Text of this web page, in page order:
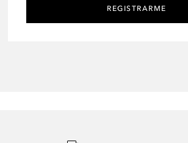
REGISTRARME